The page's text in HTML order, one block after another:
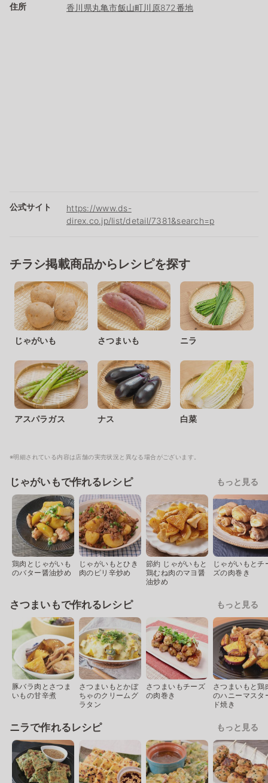
住所 香川県丸亀市飯山町川原872番地
公式サイト
https://www.ds-
direx.co.jp/list/detail/7381&search=p
チラシ掲載商品からレシピを探す
じゃがいも さつまいも ニラ
アスパラガス ナス 白菜
※明細されている内容は店舗の実売状況と異なる場合がございます。
じゃがいもで作れるレシピ もっと見る
鶏肉とじゃがいも
のバター醤油炒め
じゃがいもとひき
肉のピリ辛炒め
節約 じゃがいもと
鶏むね肉のマヨ醤
油炒め
じゃがいもとチ
ズの肉巻き
さつまいもで作れるレシピ もっと見る
豚バラ肉とさつま
いもの甘辛煮
さつまいもとかぼ
ちゃのクリームグ
ラタン
さつまいもチーズ
の肉巻き
さつまいもと鶏
のハニーマスタ
ド焼き
ニラで作れるレシピ もっと見る